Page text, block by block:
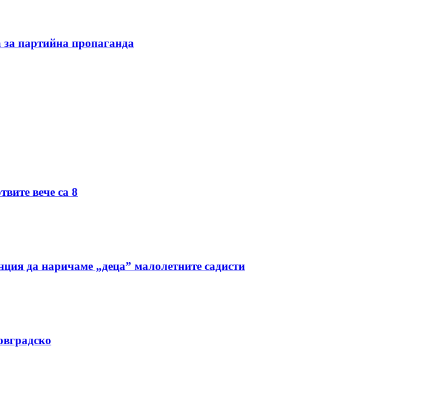
партийна пропаганда
вече са 8
да наричаме „деца” малолетните садисти